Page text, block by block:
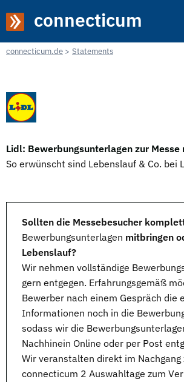
connecticum
connecticum.de Statements
Lidl: Bewerbungsunterlagen zur Messe
So erwünscht sind Lebenslauf & Co. bei
Sollten die Messebesucher
Bewerbungsunterlagen mitbringen
Lebenslauf?
Wir nehmen vollständige
gern entgegen. Erfahrungsgemäß
Bewerber nach einem Gespräch die
Informationen noch in die
sodass wir die
Nachhinein Online oder per Post
Wir veranstalten direkt im Nachgang
connecticum 2 Auswahltage zum